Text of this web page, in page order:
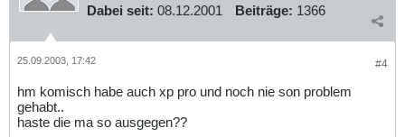
Dabei seit: 08.12.2001 Beiträge: 1366
#4
25.09.2003, 17:42
hm komisch habe auch xp pro und noch nie son problem
gehabt..
haste die ma so ausgegen??